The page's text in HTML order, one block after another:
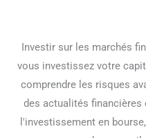
Investir sur les marchés
vous investissez votre
comprendre les risques
des actualités financières
l'investissement en